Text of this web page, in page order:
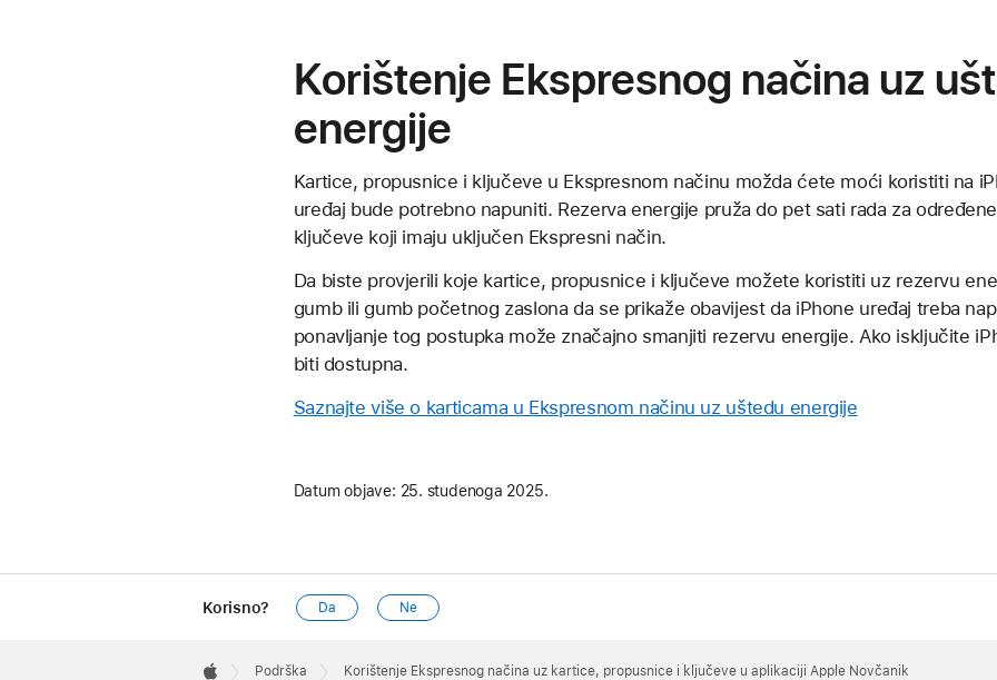
Korištenje Ekspresnog načina uz
energije
Kartice, propusnice i ključeve u Ekspresnom načinu možda ćete moći koristiti na
uređaj bude potrebno napuniti. Rezerva energije pruža do pet sati rada za
ključeve koji imaju uključen Ekspresni način.
Da biste provjerili koje kartice, propusnice i ključeve možete koristiti uz rezervu
gumb ili gumb početnog zaslona da se prikaže obavijest da iPhone uređaj treba
ponavljanje tog postupka može značajno smanjiti rezervu energije. Ako isključite
biti dostupna.
Saznajte više o karticama u Ekspresnom načinu uz uštedu energije
Datum objave: 25. studenoga 2025.
Korisno? Da Ne
Footer
 Podrška Korištenje Ekspresnog načina uz kartice, propusnice i ključeve u aplikaciji Apple Novčanik